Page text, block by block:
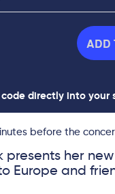
ADD
code directly into your
before the
presents her
Europe and